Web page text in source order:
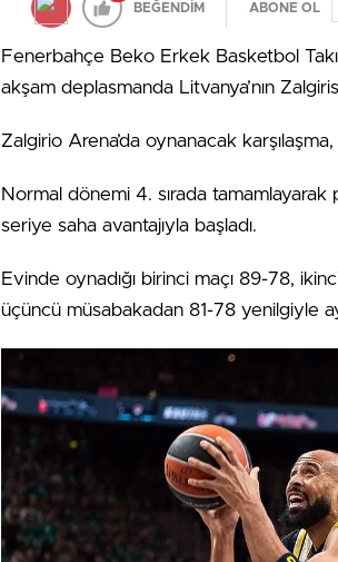
BEĞENDİM ABONE OL
Fenerbahçe Beko Erkek Basketbol
akşam deplasmanda Litvanya’nın
Zalgirio Arena’da oynanacak
Normal dönemi 4. sırada
seriye saha avantajıyla başladı.
Evinde oynadığı birinci maçı 89-78,
üçüncü müsabakadan 81-78 yenilgiyle